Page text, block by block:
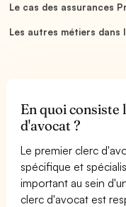
Le cas des assurances
Les autres métiers dans
En quoi consiste
d'avocat ?
Le premier clerc
spécifique et
important au sein
clerc d'avocat est